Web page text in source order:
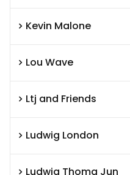
Kevin Malone
Lou Wave
Ltj and Friends
Ludwig London
Ludwig Thoma Jun